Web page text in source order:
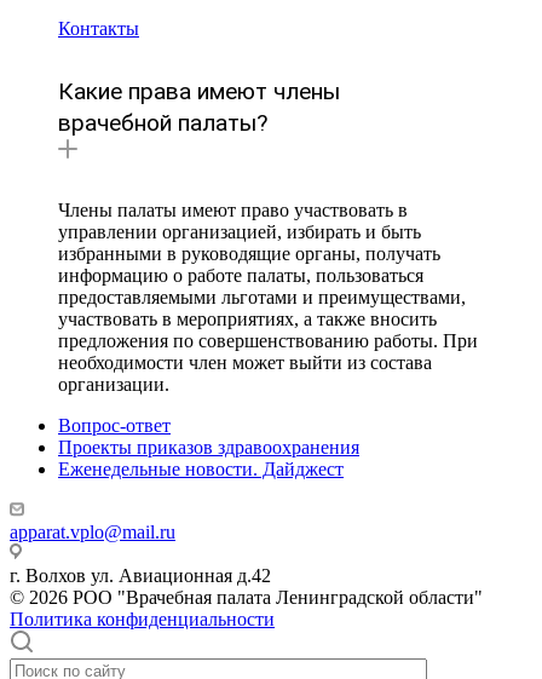
Контакты
Какие права имеют члены
врачебной палаты?
Члены палаты имеют право участвовать в
управлении организацией, избирать и быть
избранными в руководящие органы, получать
информацию о работе палаты, пользоваться
предоставляемыми льготами и преимуществами,
участвовать в мероприятиях, а также вносить
предложения по совершенствованию работы. При
необходимости член может выйти из состава
организации.
Вопрос-ответ
Проекты приказов здравоохранения
Еженедельные новости. Дайджест
apparat.vplo@mail.ru
г. Волхов ул. Авиационная д.42
© 2026 РОО "Врачебная палата Ленинградской области"
Политика конфиденциальности